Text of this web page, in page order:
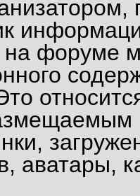
форуме
аватары,